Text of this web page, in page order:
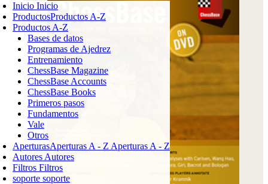
Inicio Inicio
ProductosProductos A-Z
Productos A-Z
Bases de datos
Programas de Ajedrez
Entrenamiento
ChessBase Magazine
ChessBase Accounts
ChessBase Books
Primeros pasos
Fundamentos
Vale
Otros
AperturasAperturas A - Z Aperturas A - Z
Autores Autores
Filtros Filtros
soporte soporte